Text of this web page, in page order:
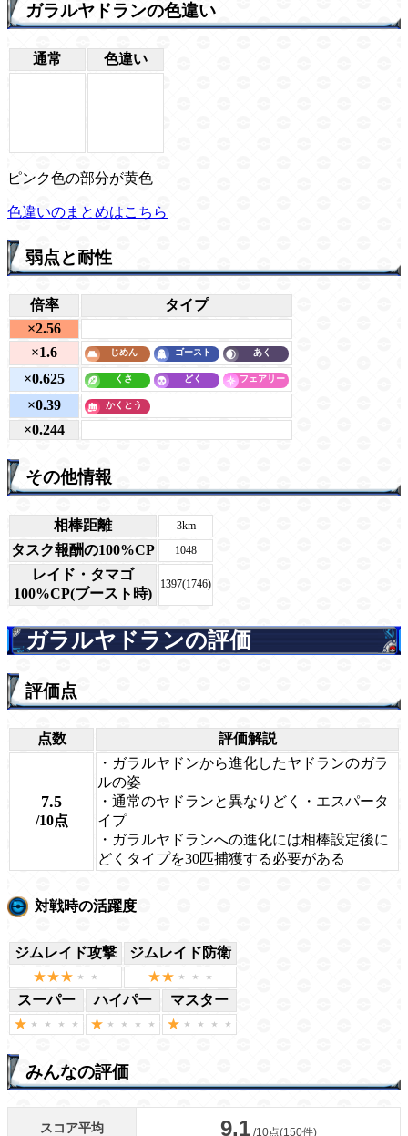
ガラルヤドランの色違い
通常 色違い
ピンク色の部分が黄色
色違いのまとめはこちら
弱点と耐性
倍率
タイプ
×2.56
×1.6
×0.625
×0.39
×0.244
その他情報
相棒距離 3km
タスク報酬の100%CP 1048
レイド・タマゴ
100%CP(ブースト時)
1397(1746)
ガラルヤドランの評価
評価点
点数 評価解説
7.5
/10点
・ガラルヤドンから進化したヤドランのガラ
ルの姿
・通常のヤドランと異なりどく・エスパータ
イプ
・ガラルヤドランへの進化には相棒設定後に
どくタイプを30匹捕獲する必要がある
対戦時の活躍度
ジムレイド攻撃 ジムレイド防衛
スーパー ハイパー マスター
みんなの評価